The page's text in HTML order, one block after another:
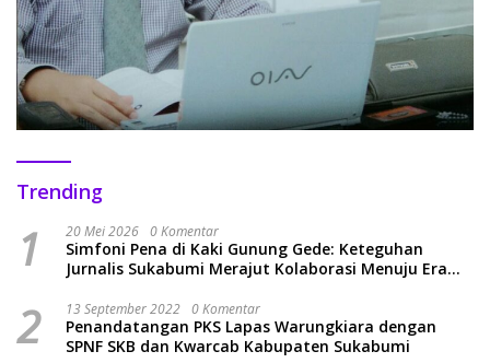
Trending
1 20 Mei 2026 0 Komentar
Simfoni Pena di Kaki Gunung Gede: Keteguhan
Jurnalis Sukabumi Merajut Kolaborasi Menuju Era
2 13 September 2022 0 Komentar
Penandatangan PKS Lapas Warungkiara dengan
SPNF SKB dan Kwarcab Kabupaten Sukabumi